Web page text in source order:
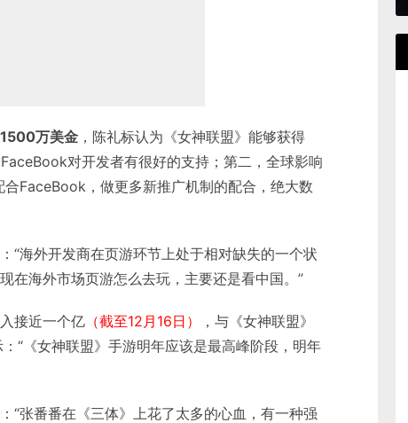
1500万美金 ，陈礼标认为《女神联盟》能够获得
对开发者有很好的支持；第二，全球影响
合FaceBook，做更多新推广机制的配合，绝大数
“海外开发商在页游环节上处于相对缺失的一个状
在海外市场页游怎么去玩，主要还是看中国。”
接近一个亿 （截至12月16日）
，与《女神联盟》
“《女神联盟》手游明年应该是最高峰阶段，明年
“张番番在《三体》上花了太多的心血，有一种强